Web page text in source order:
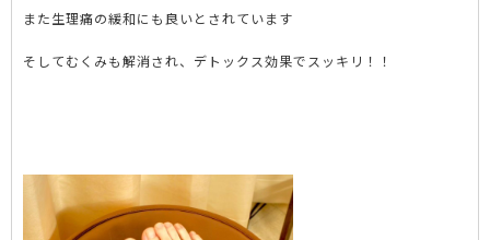
また生理痛の緩和にも良いとされています
そしてむくみも解消され、デトックス効果でスッキリ！！